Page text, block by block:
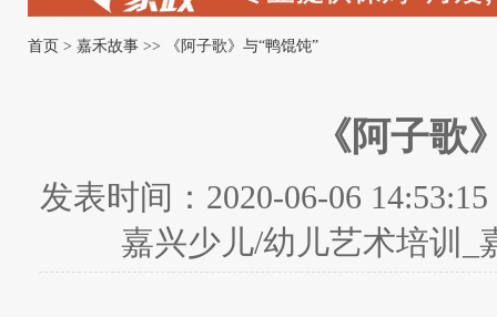
首页 > 嘉禾故事 >> 《阿子歌》与“鸭馄饨”
《阿子歌
发表时间： 2020-06-06 14:53:15
嘉兴少儿/幼儿艺术培训_